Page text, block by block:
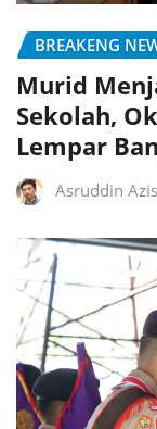
BREAKENG
Murid
Sekolah,
Lempar
Asruddin Azis